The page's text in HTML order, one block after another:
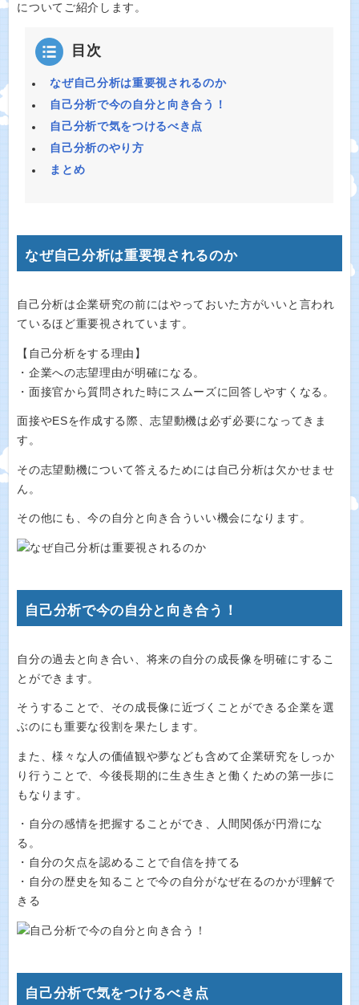
についてご紹介します。
目次
なぜ自己分析は重要視されるのか
自己分析で今の自分と向き合う！
自己分析で気をつけるべき点
自己分析のやり方
まとめ
なぜ自己分析は重要視されるのか
自己分析は企業研究の前にはやっておいた方がいいと言われ
ているほど重要視されています。
【自己分析をする理由】
・企業への志望理由が明確になる。
・面接官から質問された時にスムーズに回答しやすくなる。
面接やESを作成する際、志望動機は必ず必要になってきま
す。
その志望動機について答えるためには自己分析は欠かせませ
ん。
その他にも、今の自分と向き合ういい機会になります。
自己分析で今の自分と向き合う！
自分の過去と向き合い、将来の自分の成長像を明確にするこ
とができます。
そうすることで、その成長像に近づくことができる企業を選
ぶのにも重要な役割を果たします。
また、様々な人の価値観や夢なども含めて企業研究をしっか
り行うことで、今後長期的に生き生きと働くための第一歩に
もなります。
・自分の感情を把握することができ、人間関係が円滑にな
る。
・自分の欠点を認めることで自信を持てる
・自分の歴史を知ることで今の自分がなぜ在るのかが理解で
きる
自己分析で気をつけるべき点